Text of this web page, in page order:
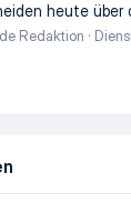
heute über
Redaktion